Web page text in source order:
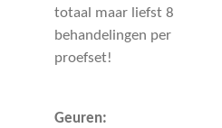
totaal maar liefst 8
behandelingen per
proefset!
Geuren: